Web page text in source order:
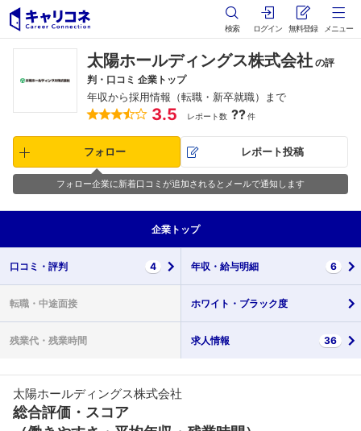
検索 ログイン 無料登録 メニュー
太陽ホールディングス株式会社 の評
判・口コミ 企業トップ
年収から採用情報（転職・新卒就職）まで
3.5 レポート数 ??件
フォロー レポート投稿
フォロー企業に新着口コミが追加されるとメールで通知します
企業 トップ
口コミ・ 評判 4 年収・ 給与明細 6
転職・ 中途面接 ホワイト・ ブラック度
残業代・ 残業時間 求人情報 36
太陽ホールディングス株式会社
総合評価・スコア